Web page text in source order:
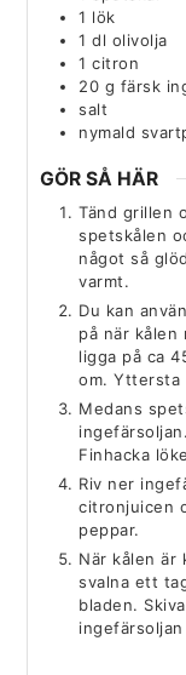
1 lök
1 dl olivolja
1 citron
20 g färsk
salt
nymald
GÖR SÅ HÄR
Tänd grillen
spetskålen
något så
varmt.
Du kan
på när kålen
ligga på ca
om. Yttersta
Medans
Finhacka
Riv ner
citronjuicen
peppar.
När kålen är
svalna ett
bladen.